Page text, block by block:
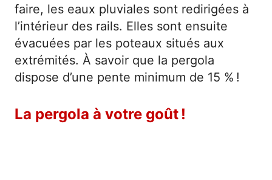
faire, les eaux pluviales sont redirigées à
l’intérieur des rails. Elles sont ensuite
évacuées par les poteaux situés aux
extrémités. À savoir que la pergola
dispose d’une pente minimum de 15 % !
La pergola à votre goût !